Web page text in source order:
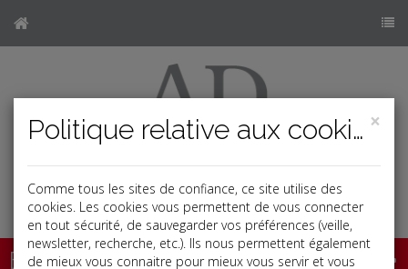
Base documentaire
×
Politique relative aux cookies
Comme tous les sites de confiance, ce site utilise des
cookies. Les cookies vous permettent de vous connecter
en tout sécurité, de sauvegarder vos préférences (veille,
newsletter, recherche, etc.). Ils nous permettent également
de mieux vous connaitre pour mieux vous servir et vous